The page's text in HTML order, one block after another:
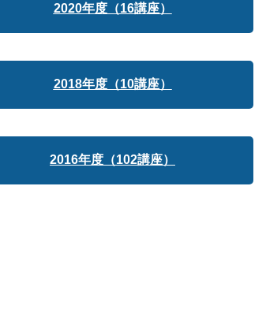
2020年度（16講座）
2018年度（10講座）
2016年度（102講座）